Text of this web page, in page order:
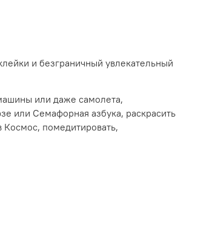
и безграничный увлекательный
или даже самолета,
или Семафорная азбука, раскрасить
Космос, помедитировать,